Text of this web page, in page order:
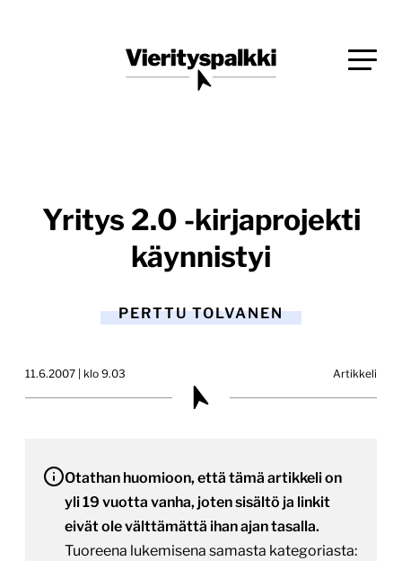
Vierityspalkki.fi
Yritys 2.0 -kirjaprojekti
käynnistyi
PERTTU TOLVANEN
11.6.2007 | klo 9.03 Artikkeli
Otathan huomioon, että tämä artikkeli on
yli 19 vuotta vanha, joten sisältö ja linkit
eivät ole välttämättä ihan ajan tasalla.
Tuoreena lukemisena samasta kategoriasta: